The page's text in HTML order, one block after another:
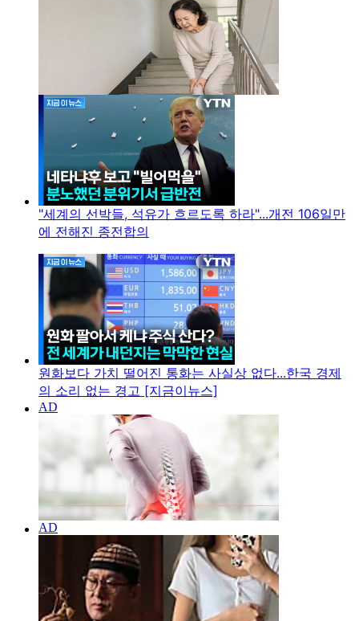
"세계의 선박들, 석유가 흐르도록 하라"...개전 106일만
에 전해진 종전합의
원화보다 가치 떨어진 통화는 사실상 없다...한국 경제
의 소리 없는 경고 [지금이뉴스]